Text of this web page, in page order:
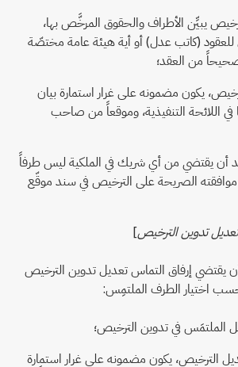
يبيِّن الأطراف والحقوق المرخَّص بها،
(كاتب عدل) أو أية هيئة عامة مختصّة
من العقد؛
يكون مضمونه على غرار استمارة بيان
اللائحة التنفيذية، وموقعاً من صاحب
أن يقتضي من أي شريك في الملكية ليس طرفاً
الصريحة على الترخيص في سند موقّع
تدوين الترخيص]
يقتضي إرفاق التماس تعديل تدوين الترخيص
حسب اختيار الطرف الملتمِس:
الترخيص، يكون مضمونه على غرار استمارة